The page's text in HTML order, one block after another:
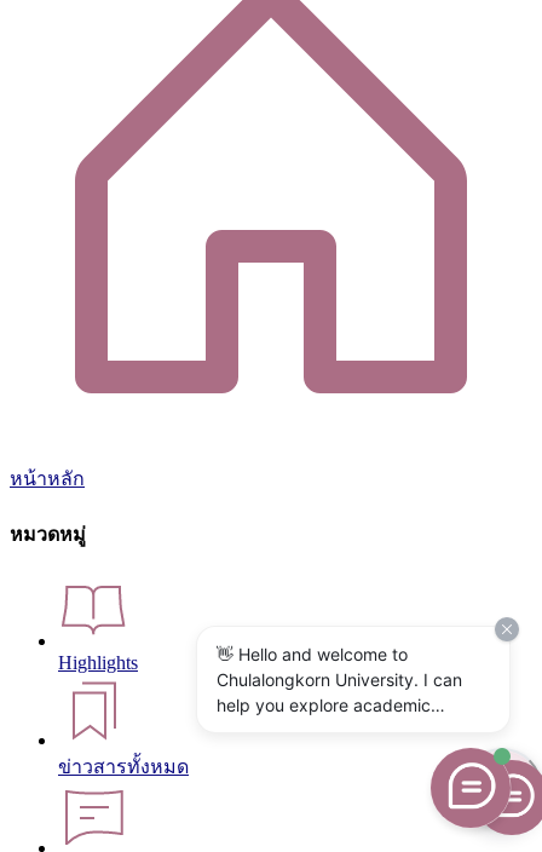
หน้าหลัก
หมวดหมู่
Highlights
ข่าวสารทั้งหมด
👋 Hello and welcome to
Chulalongkorn University. I can
help you explore academic